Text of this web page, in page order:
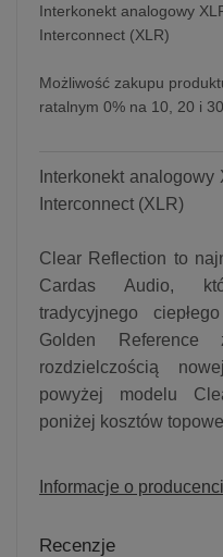
Interkonekt analogowy
Interconnect (XLR)
Możliwość zakupu
ratalnym 0% na 10, 20 i
Interkonekt
Interconnect (XLR)
Clear Reflection to
Cardas Audio,
tradycyjnego
Golden
rozdzielczością
powyżej modelu
poniżej kosztów
Informacje o
Recenzje